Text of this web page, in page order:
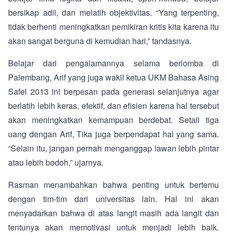
bersikap adil, dan melatih objektivitas. “Yang terpenting,
tidak berhenti meningkatkan pemikiran kritis kita karena itu
akan sangat berguna di kemudian hari,” tandasnya.
Belajar dari pengalamannya selama berlomba di
Palembang, Arif yang juga wakil ketua UKM Bahasa Asing
Safel 2013 ini berpesan pada generasi selanjutnya agar
berlatih lebih keras, efektif, dan efisien karena hal tersebut
akan meningkatkan kemampuan berdebat. Setali tiga
uang dengan Arif, Tika juga berpendapat hal yang sama.
“Selain itu, jangan pernah menganggap lawan lebih pintar
atau lebih bodoh,” ujarnya.
Rasman menambahkan bahwa penting untuk bertemu
dengan tim-tim dari universitas lain. Hal ini akan
menyadarkan bahwa di atas langit masih ada langit dan
tentunya akan memotivasi untuk menjadi lebih baik.